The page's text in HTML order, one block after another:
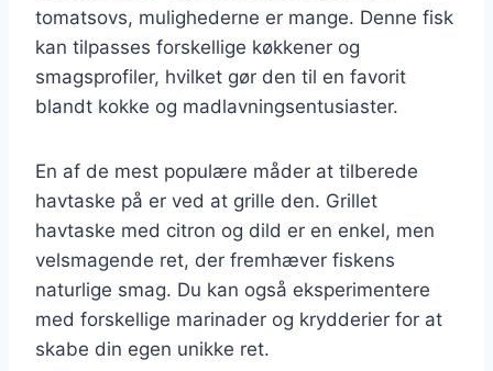
tomatsovs, mulighederne er mange. Denne fisk
kan tilpasses forskellige køkkener og
smagsprofiler, hvilket gør den til en favorit
blandt kokke og madlavningsentusiaster.
En af de mest populære måder at tilberede
havtaske på er ved at grille den. Grillet
havtaske med citron og dild er en enkel, men
velsmagende ret, der fremhæver fiskens
naturlige smag. Du kan også eksperimentere
med forskellige marinader og krydderier for at
skabe din egen unikke ret.